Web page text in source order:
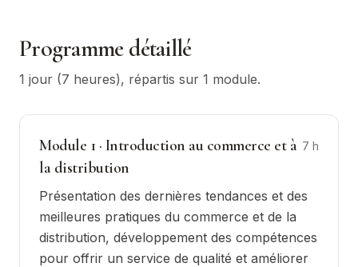
Programme détaillé
1 jour (7 heures), répartis sur 1 module.
Module 1· Introduction au commerce et à
la distribution
7 h
Présentation des dernières tendances et des
meilleures pratiques du commerce et de la
distribution, développement des compétences
pour offrir un service de qualité et améliorer